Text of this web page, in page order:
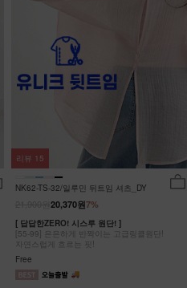
NK62-TS-32/일루민 뒤트임 셔츠_DY
7%
20,370원
[ 답답한ZERO! 시스루 원단! ]
[55-99] 은은하게 반짝이는 고급링클원단!
자연스럽게 흐르는 핏!
Free
리뷰 15